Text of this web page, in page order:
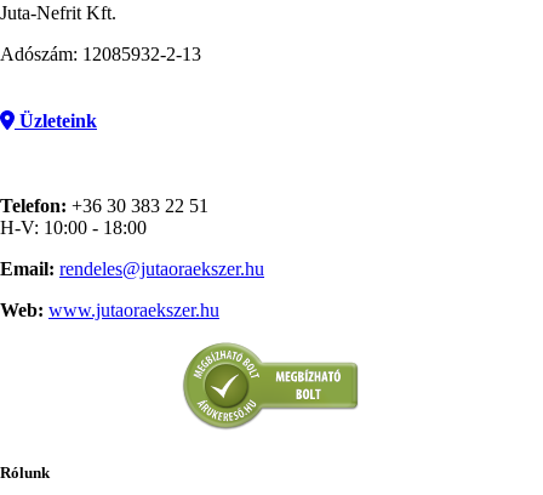
Juta-Nefrit Kft.
Adószám: 12085932-2-13
Üzleteink
Telefon: +36 30 383 22 51
H-V: 10:00 - 18:00
Email: rendeles@jutaoraekszer.hu
Web: www.jutaoraekszer.hu
Rólunk